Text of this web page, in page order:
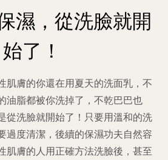
濕，從洗臉就開
始了！
肌膚的你還在用夏天的洗面乳，不
油脂都被你洗掉了，不乾巴巴也
從洗臉就開始了！只要用溫和的洗
過度清潔，後續的保濕功夫自然容
肌膚的人用正確方法洗臉後，甚至